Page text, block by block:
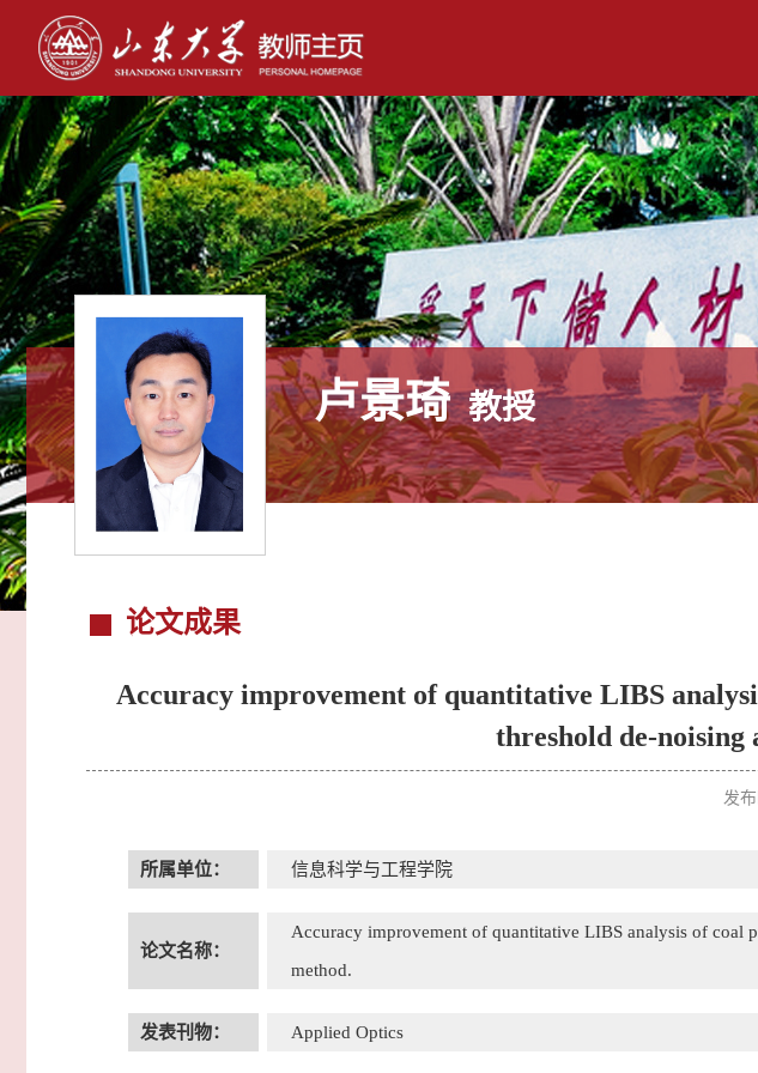
卢景琦 教授
论文成果
Accuracy improvement of quantitative LIBS
threshold de-noising
发
所属单位： 信息科学与工程学院
论文名称：
Accuracy improvement of quantitative LIBS analysis of coal
method.
发表刊物： Applied Optics